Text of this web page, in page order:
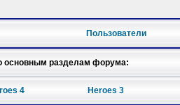
Пользователи
основным разделам форума:
4 Heroes 3